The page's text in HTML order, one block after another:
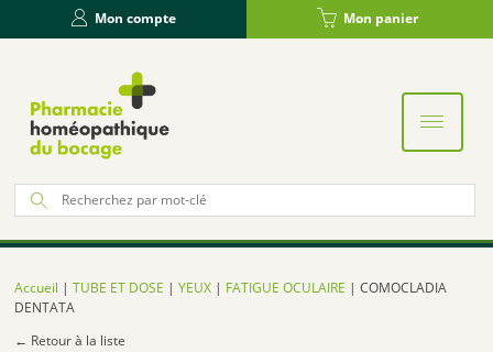
Mon compte Mon panier
:
Accueil |TUBE ET DOSE |YEUX | FATIGUE OCULAIRE | COMOCLADIA
DENTATA
← Retour à la liste
Panneau de gestion des cookies